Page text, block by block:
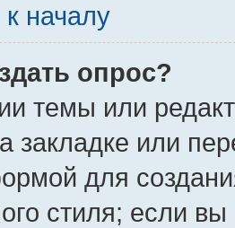
началу
опрос?
темы или
закладке или
для
стиля; если